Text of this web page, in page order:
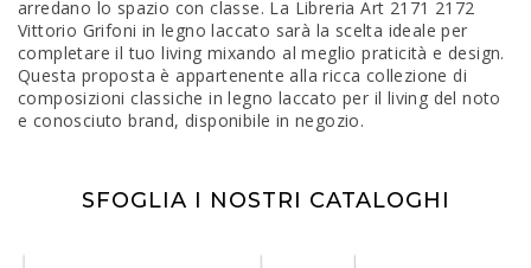
arredano lo spazio con classe. La Libreria Art 2171 2172
Vittorio Grifoni in legno laccato sarà la scelta ideale per
completare il tuo living mixando al meglio praticità e design.
Questa proposta è appartenente alla ricca collezione di
composizioni classiche in legno laccato per il living del noto
e conosciuto brand, disponibile in negozio.
SFOGLIA I NOSTRI CATALOGHI